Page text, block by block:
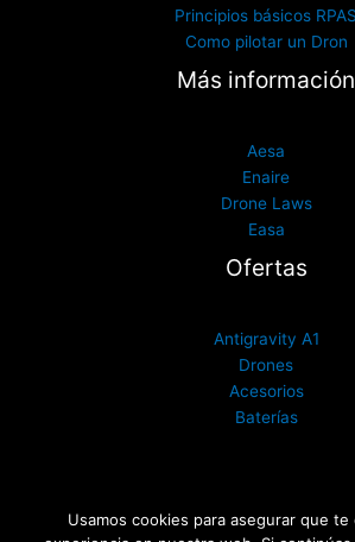
Principios básicos RPAS
Como pilotar un Dron
Más información
Aesa
Enaire
Drone Laws
Easa
Ofertas
Antigravity A1
Drones
Acesorios
Baterías
Drones España | Todos los derechos
Usamos cookies para asegurar que te